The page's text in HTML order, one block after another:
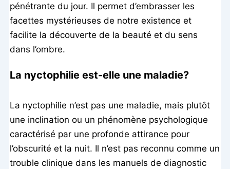
pénétrante du jour. Il permet d’embrasser les
facettes mystérieuses de notre existence et
facilite la découverte de la beauté et du sens
dans l’ombre.
La nyctophilie est-elle une maladie?
La nyctophilie n’est pas une maladie, mais plutôt
une inclination ou un phénomène psychologique
caractérisé par une profonde attirance pour
l’obscurité et la nuit. Il n’est pas reconnu comme un
trouble clinique dans les manuels de diagnostic